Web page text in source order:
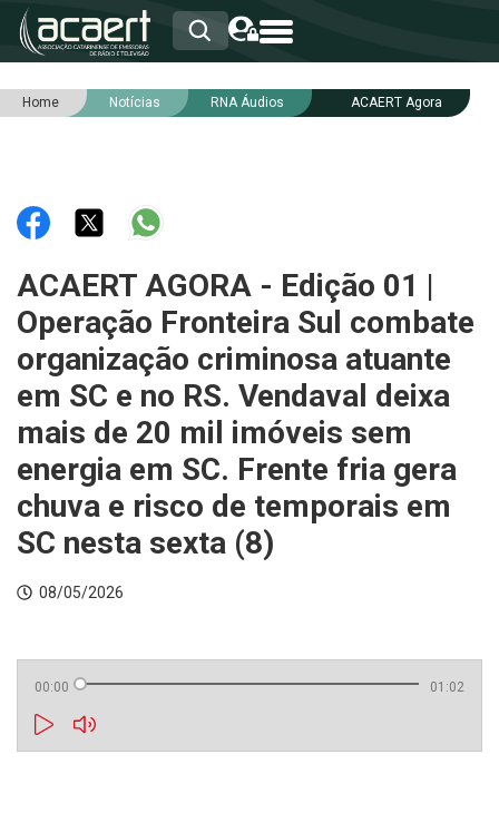
HOME
RNA
NOTÍCIAS
INTEGRIDADE
Home Notícias RNA Áudios ACAERT Agora
ACAERT AGORA - Edição 01 |
Operação Fronteira Sul combate
organização criminosa atuante
em SC e no RS. Vendaval deixa
mais de 20 mil imóveis sem
energia em SC. Frente fria gera
chuva e risco de temporais em
SC nesta sexta (8)
08/05/2026
00:00 01:02